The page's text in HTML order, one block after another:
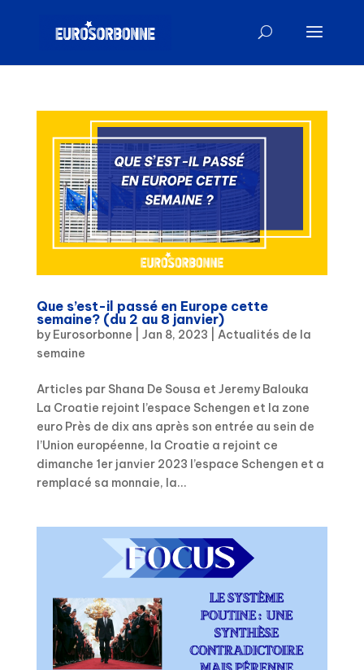
Que s’est-il passé en Europe cette
semaine? (du 2 au 8 janvier)
by Eurosorbonne Jan 8, 2023
Actualités de la
semaine
Articles par Shana De Sousa et Jeremy Balouka
La Croatie rejoint l’espace Schengen et la zone
euro Près de dix ans après son entrée au sein de
l’Union européenne, la Croatie a rejoint ce
dimanche 1er janvier 2023 l’espace Schengen et a
remplacé sa monnaie, la...